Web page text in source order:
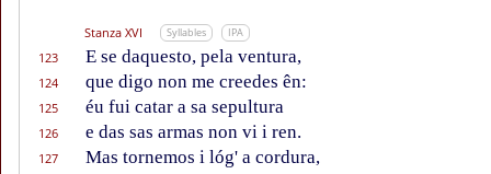
Stanza XVI Syllables IPA
123 E se daquesto, pela ventura,
124 que digo non me creedes ên:
125 éu fui catar a sa sepultura
126 e das sas armas non vi i ren.
127 Mas tornemos i lóg' a cordura,